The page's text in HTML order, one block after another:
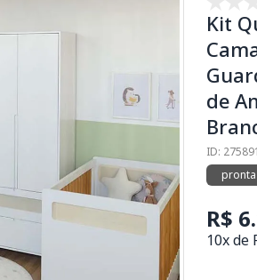
Kit
de
ID:
R$
10x de